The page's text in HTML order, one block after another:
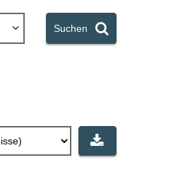
Suchen